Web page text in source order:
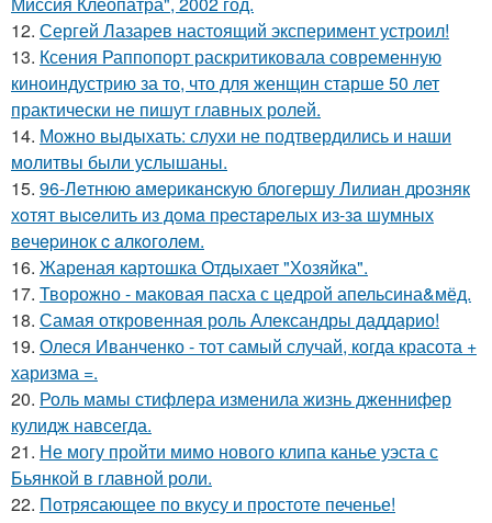
12. Сергей Лазарев настоящий эксперимент устроил!
13. Ксения Раппопорт раскритиковала современную
киноиндустрию за то, что для женщин старше 50 лет
практически не пишут главных ролей.
14. Можно выдыхать: слухи не подтвердились и наши
молитвы были услышаны.
15. 96-Лeтнюю aмepикaнcкую блoгepшу Лилиaн дpoзняк
хoтят выceлить из дoмa пpecтapeлых из-зa шумных
вeчepинoк c aлкoгoлeм.
16. Жареная картошка Отдыхает "Хозяйка".
17. Творожно - маковая пасха с цедрой апельсина&мёд.
18. Самая откровенная роль Александры даддарио!
19. Олеся Иванченко - тот самый случай, когда красота +
харизма =.
20. Роль мамы стифлера изменила жизнь дженнифер
кулидж навсегда.
21. Не могу пройти мимо нового клипа канье уэста с
Бьянкой в главной роли.
22. Потрясающее по вкусу и простоте печенье!